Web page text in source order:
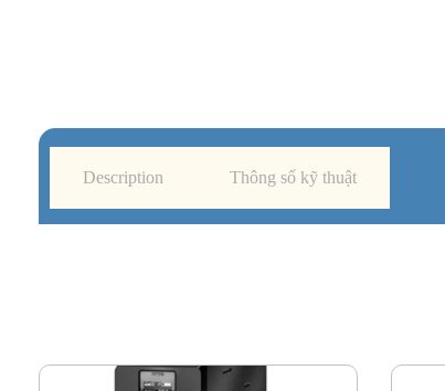
Description Thông số kỹ thuật